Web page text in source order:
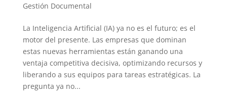
Gestión Documental
La Inteligencia Artificial (IA) ya no es el futuro; es el
motor del presente. Las empresas que dominan
estas nuevas herramientas están ganando una
ventaja competitiva decisiva, optimizando recursos y
liberando a sus equipos para tareas estratégicas. La
pregunta ya no...